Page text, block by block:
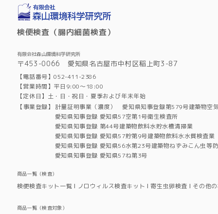
検便検査（腸内細菌検査）
有限会社森山環境科学研究所
〒453-0066 愛知県名古屋市中村区稲上町3-87
【電話番号】052-411-2386
【営業時間】平日9:00～18:00
【定休日】土・日・祝日・夏季および年末年始
【事業登録】
計量証明事業（濃度） 愛知県知事登録第579号建築物空
愛知県知事登録 愛知県57空第1号衛生検査所
愛知県知事登録 第44号建築物飲料水貯水槽清掃業
愛知県知事登録 愛知県57貯第9号建築物飲料水水質検査業
愛知県知事登録 愛知県56水第23号建築物ねずみこん虫等
愛知県知事登録 愛知県57ね第3号
商品一覧（検査）
検便検査キット一覧 ノロウィルス検査キット 寄生虫卵検査 その他
商品一覧（検査対象）